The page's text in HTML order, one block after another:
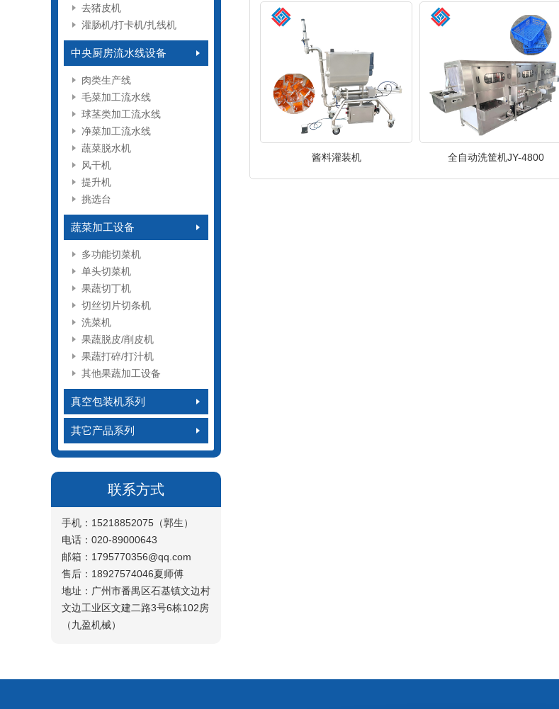
去猪皮机
灌肠机/打卡机/扎线机
中央厨房流水线设备
肉类生产线
毛菜加工流水线
球茎类加工流水线
净菜加工流水线
蔬菜脱水机
风干机
提升机
挑选台
蔬菜加工设备
多功能切菜机
单头切菜机
果蔬切丁机
切丝切片切条机
洗菜机
果蔬脱皮/削皮机
果蔬打碎/打汁机
其他果蔬加工设备
真空包装机系列
其它产品系列
联系方式
手机：15218852075（郭生）
电话：020-89000643
邮箱：1795770356@qq.com
售后：18927574046夏师傅
地址：广州市番禺区石基镇文边村
文边工业区文建二路3号6栋102房
（九盈机械）
酱料灌装机 全自动洗筐机JY-4800